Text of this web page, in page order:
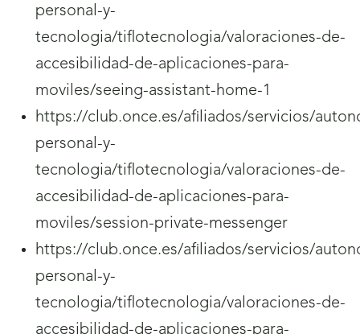
personal-y-
tecnologia/tiflotecnologia/valoraciones-de-
accesibilidad-de-aplicaciones-para-
moviles/seeing-assistant-home-1
https://club.once.es/afiliados/servicios/
personal-y-
tecnologia/tiflotecnologia/valoraciones-de-
accesibilidad-de-aplicaciones-para-
moviles/session-private-messenger
https://club.once.es/afiliados/servicios/
personal-y-
tecnologia/tiflotecnologia/valoraciones-de-
accesibilidad-de-aplicaciones-para-